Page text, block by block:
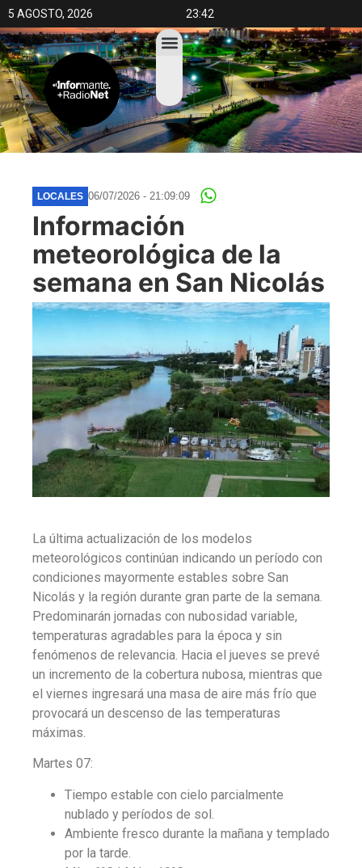
5 AGOSTO, 2026 23:42
LOCALES 06/07/2026 - 21:09:09
Información
meteorológica de la
semana en San Nicolás
La última actualización de los modelos
meteorológicos continúan indicando un período con
condiciones mayormente estables sobre San
Nicolás y la región durante gran parte de la semana.
Predominarán jornadas con nubosidad variable,
temperaturas agradables para la época y sin
fenómenos de relevancia. Hacia el jueves se prevé
un incremento de la cobertura nubosa, mientras que
el viernes ingresará una masa de aire más frío que
provocará un descenso de las temperaturas
máximas.
Martes 07:
Tiempo estable con cielo parcialmente
nublado y períodos de sol.
Ambiente fresco durante la mañana y templado
por la tarde.